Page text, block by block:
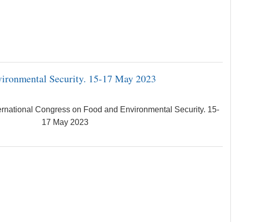
Security. 15-17 May 2023
Congress on Food and Environmental Security. 15-
17 May 2023